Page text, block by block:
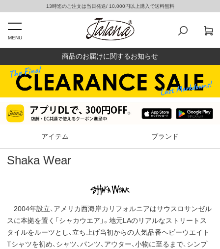
13時迄のご注文は当日発送/ 10,000円以上購入で送料無料
MENU
商品のお届けに関するお知らせ
アイテム ブランド
Shaka Wear
2004年設立、アメリカ西海岸カリフォルニアはサウスロサンゼル
スに本拠を置く「シャカウエア」。地元LAのリアルなストリートス
タイルをルーツとし、立ち上げ当初からの人気品番ヘビーウエイト
Tシャツを初め、シャツ、パンツ、アウター、小物に至るまで、シンプ